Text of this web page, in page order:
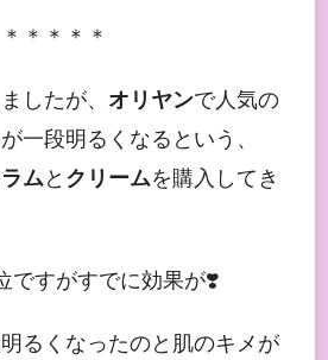
＊＊＊＊
したが、 オリヤンで人気の
一段明るくなるという、
ムと クリームを購入してき
ですがすでに効果が❣️
るくなったのと肌のキメが